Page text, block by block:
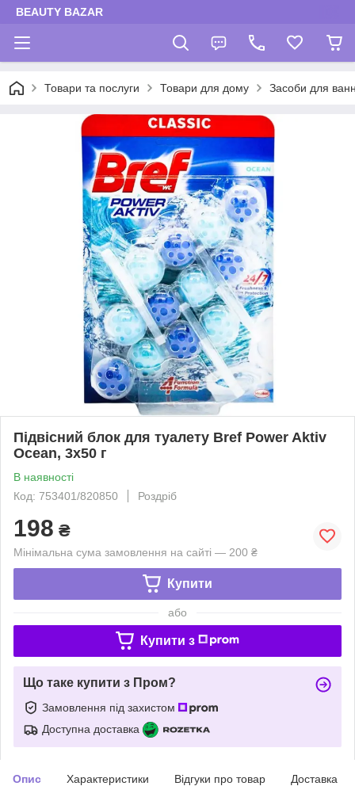
BEAUTY BAZAR
Товари та послуги Товари для дому Засоби для
Підвісний блок для туалету Bref Power Aktiv
Ocean, 3х50 г
В наявності
Код: 753401/820850
Роздріб
198 ₴
Мінімальна сума замовлення на сайті — 200 ₴
Купити
або
Купити з
Що таке купити з Пром?
Замовлення під захистом
Доступна доставка
Опис Характеристики Відгуки про товар Доставка